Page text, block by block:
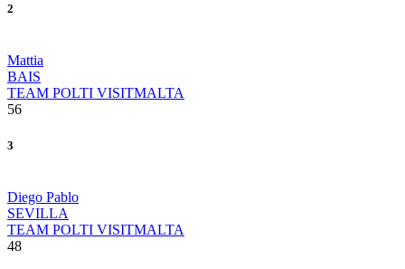
2
Mattia
BAIS
TEAM POLTI VISITMALTA
56
3
Diego Pablo
SEVILLA
TEAM POLTI VISITMALTA
48